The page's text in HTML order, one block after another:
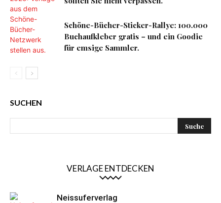
Schöne-Bücher-Sticker-Rallye: 100.000
Buchaufkleber gratis – und ein Goodie
für emsige Sammler.
SUCHEN
VERLAGE ENTDECKEN
Neissuferverlag